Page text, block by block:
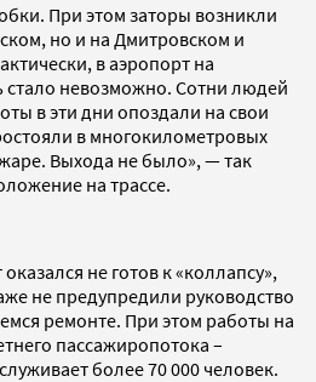
При этом заторы возникли
но и на Дмитровском и
в аэропорт на
стало невозможно. Сотни людей
в эти дни опоздали на свои
в многокилометровых
Выхода не было», — так
на трассе.
не готов к «коллапсу»,
не предупредили руководство
ремонте. При этом работы на
пассажиропотока –
более 70 000 человек.